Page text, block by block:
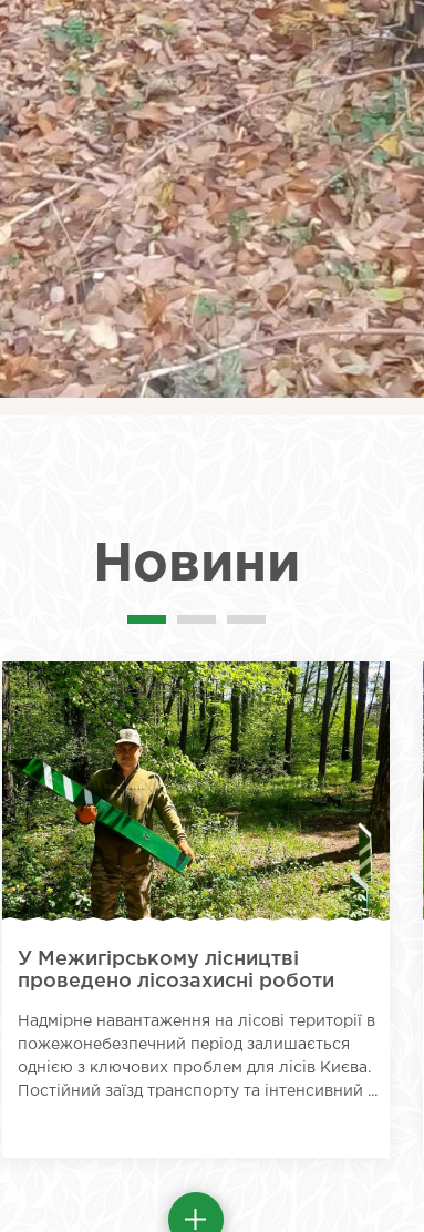
Новини
У Межигірському лісництві
проведено лісозахисні роботи
Надмірне навантаження на лісові території в
пожежонебезпечний період залишається
однією з ключових проблем для лісів Києва.
Постійний заїзд транспорту та інтенсивний ...